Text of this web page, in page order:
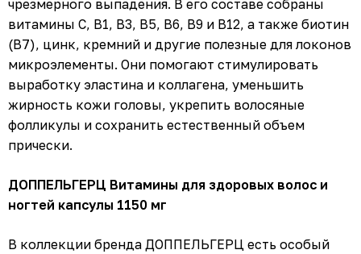
чрезмерного выпадения. В его составе собраны
витамины С, В1, В3, В5, В6, В9 и В12, а также биотин
(В7), цинк, кремний и другие полезные для локонов
микроэлементы. Они помогают стимулировать
выработку эластина и коллагена, уменьшить
жирность кожи головы, укрепить волосяные
фолликулы и сохранить естественный объем
прически.
ДОППЕЛЬГЕРЦ Витамины для здоровых волос и
ногтей капсулы 1150 мг
В коллекции бренда ДОППЕЛЬГЕРЦ есть особый